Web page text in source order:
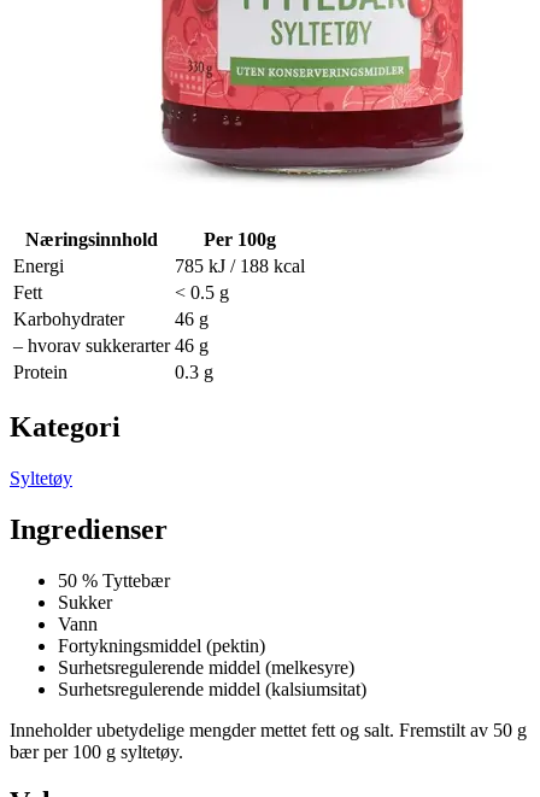
Næringsinnhold
Per 100g
Energi
785 kJ / 188 kcal
Fett
< 0.5 g
Karbohydrater
46 g
– hvorav sukkerarter 46 g
Protein
0.3 g
Kategori
Syltetøy
Ingredienser
50 % Tyttebær
Sukker
Vann
Fortykningsmiddel (pektin)
Surhetsregulerende middel (melkesyre)
Surhetsregulerende middel (kalsiumsitat)
Inneholder ubetydelige mengder mettet fett og salt. Fremstilt av 50 g
bær per 100 g syltetøy.